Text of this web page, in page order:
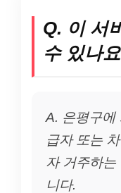
Q. 이 서
수 있나
A. 은평구에
급자 또는
자 거주하는
니다.